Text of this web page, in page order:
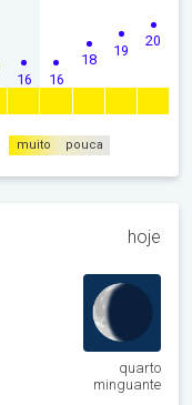
16 16
18
19
20
muito pouca
hoje
quarto
minguante